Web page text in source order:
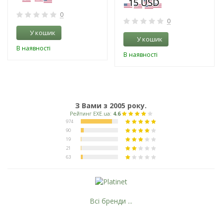
0
У кошик
В наявності
0
У кошик
В наявності
З Вами з 2005 року.
Всі бренди ...